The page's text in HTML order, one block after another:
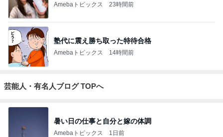
Amebaトピックス 23時間前
塾代に震え勝ち取った特待合格
Amebaトピックス 14時間前
芸能人・有名人ブログ TOPへ
暑い日の仕事と自分と嫁の体調
Amebaトピックス 1日前